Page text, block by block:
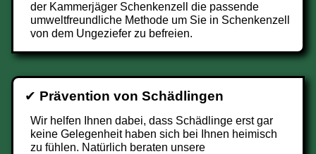
der Kammerjäger Schenkenzell die passende
umweltfreundliche Methode um Sie in Schenkenzell
von dem Ungeziefer zu befreien.
✔ Prävention von Schädlingen
Wir helfen Ihnen dabei, dass Schädlinge erst gar
keine Gelegenheit haben sich bei Ihnen heimisch
zu fühlen. Natürlich beraten unsere